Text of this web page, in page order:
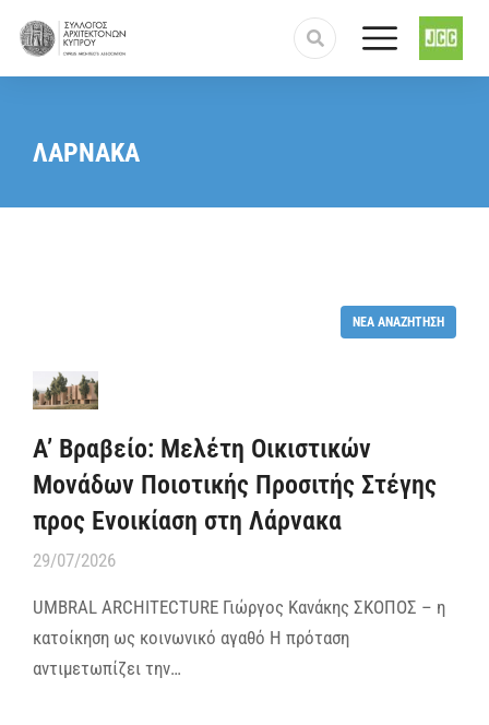
ΛΑΡΝΑΚΑ
ΝΈΑ ΑΝΑΖΉΤΗΣΗ
A’ Βραβείο: Μελέτη Οικιστικών
Μονάδων Ποιοτικής Προσιτής Στέγης
προς Ενοικίαση στη Λάρνακα
29/07/2026
UMBRAL ARCHITECTURE Γιώργος Κανάκης ΣΚΟΠΟΣ – η
κατοίκηση ως κοινωνικό αγαθό Η πρόταση
αντιμετωπίζει την…